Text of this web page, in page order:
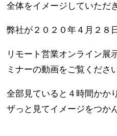
全体をイメージしていただ
弊社が２０２０年４月２８
リモート営業オンライン展
ミナーの動画をご覧くださ
全部見ていると４時間かか
ザっと見てイメージをつか